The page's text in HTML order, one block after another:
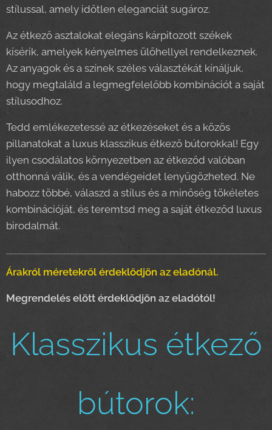
stílussal, amely időtlen eleganciát sugároz.
Az étkező asztalokat elegáns kárpitozott székek
kísérik, amelyek kényelmes ülőhellyel rendelkeznek.
Az anyagok és a színek széles választékát kínáljuk,
hogy megtaláld a legmegfelelőbb kombinációt a saját
stílusodhoz.
Tedd emlékezetessé az étkezéseket és a közös
pillanatokat a luxus klasszikus étkező bútorokkal! Egy
ilyen csodálatos környezetben az étkeződ valóban
otthonná válik, és a vendégeidet lenyűgözheted. Ne
habozz többé, válaszd a stílus és a minőség tökéletes
kombinációját, és teremtsd meg a saját étkeződ luxus
birodalmát.
Árakról méretekről érdeklődjön az eladónál.
Megrendelés elött érdeklődjön az eladótól!
Klasszikus étkező
bútorok: